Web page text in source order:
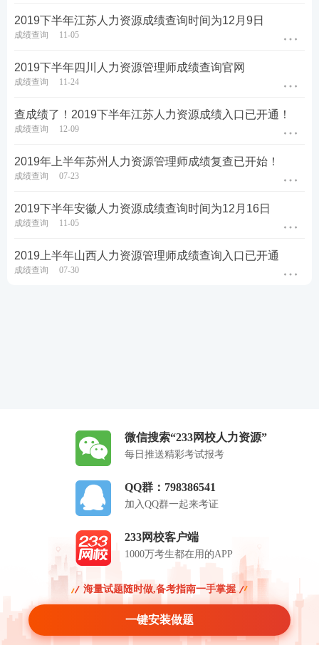
2019下半年江苏人力资源成绩查询时间为12月9日
成绩查询 11-05
2019下半年四川人力资源管理师成绩查询官网
成绩查询 11-24
查成绩了！2019下半年江苏人力资源成绩入口已开通！
成绩查询 12-09
2019年上半年苏州人力资源管理师成绩复查已开始！
成绩查询 07-23
2019下半年安徽人力资源成绩查询时间为12月16日
成绩查询 11-05
2019上半年山西人力资源管理师成绩查询入口已开通
成绩查询 07-30
微信搜索“233网校人力资源”
每日推送精彩考试报考
QQ群：798386541
加入QQ群一起来考证
233网校客户端
1000万考生都在用的APP
海量试题随时做,备考指南一手掌握
一键安装做题